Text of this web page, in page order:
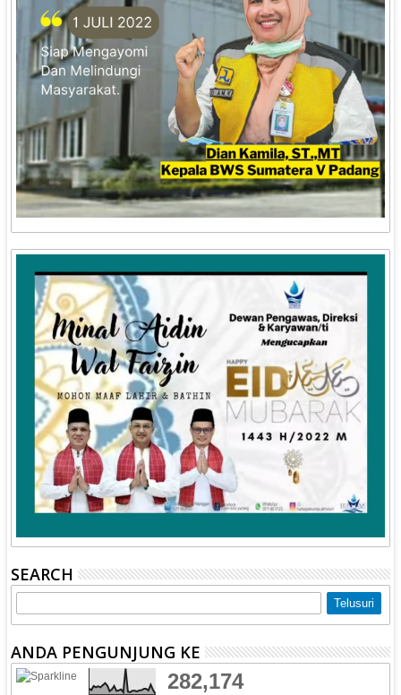
SEARCH
ANDA PENGUNJUNG KE
282,174